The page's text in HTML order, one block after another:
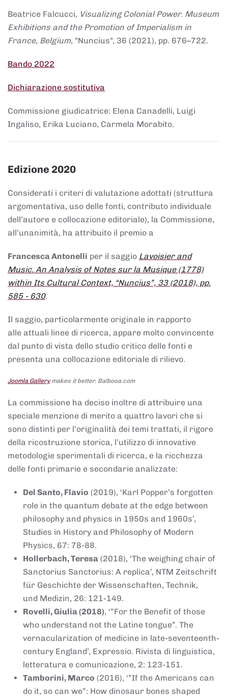
Beatrice Falcucci, Visualizing Colonial Power. Museum
Exhibitions and the Promotion of Imperialism in
France, Belgium, "Nuncius", 36 (2021), pp. 676–722.
Bando 2022
Dichiarazione sostitutiva
Commissione giudicatrice: Elena Canadelli, Luigi
Ingaliso, Erika Luciano, Carmela Morabito.
Edizione 2020
Considerati i criteri di valutazione adottati (struttura
argomentativa, uso delle fonti, contributo individuale
dell’autore e collocazione editoriale), la Commissione,
all’unanimità, ha attribuito il premio a
Francesca Antonelli per il saggio Lavoisier and
Music. An Analysis of Notes sur la Musique (1778)
within Its Cultural Context, “Nuncius”, 33 (2018), pp.
585 - 630.
Il saggio, particolarmente originale in rapporto
alle attuali linee di ricerca, appare molto convincente
dal punto di vista dello studio critico delle fonti e
presenta una collocazione editoriale di rilievo.
Joomla Gallerymakes it better. Balbooa.com
La commissione ha deciso inoltre di attribuire una
speciale menzione di merito a quattro lavori che si
sono distinti per l’originalità dei temi trattati, il rigore
della ricostruzione storica, l’utilizzo di innovative
metodologie sperimentali di ricerca, e la ricchezza
delle fonti primarie e secondarie analizzate:
Del Santo, Flavio (2019), ‘Karl Popper’s forgotten
role in the quantum debate at the edge between
philosophy and physics in 1950s and 1960s’,
Studies in History and Philosophy of Modern
Physics, 67: 78-88.
Hollerbach, Teresa (2018), ‘The weighing chair of
Sanctorius Sanctorius: A replica’, NTM Zeitschrift
für Geschichte der Wissenschaften, Technik,
und Medizin, 26: 121-149.
Rovelli, Giulia (2018), ‘”For the Benefit of those
who understand not the Latine tongue”. The
vernacularization of medicine in late-seventeenth-
century England’, Expressio. Rivista di linguistica,
letteratura e comunicazione, 2: 123-151.
Tamborini, Marco (2016), ‘”If the Americans can
do it, so can we”: How dinosaur bones shaped